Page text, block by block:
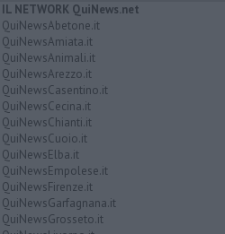
IL NETWORK QuiNews.net
QuiNewsAbetone.it
QuiNewsAmiata.it
QuiNewsAnimali.it
QuiNewsArezzo.it
QuiNewsCasentino.it
QuiNewsCecina.it
QuiNewsChianti.it
QuiNewsCuoio.it
QuiNewsElba.it
QuiNewsEmpolese.it
QuiNewsFirenze.it
QuiNewsGarfagnana.it
QuiNewsGrosseto.it